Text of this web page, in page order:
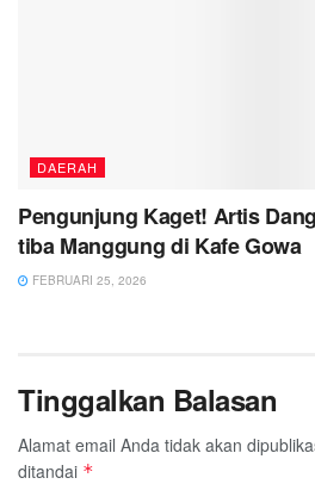
DAERAH
Pengunjung Kaget! Artis
tiba Manggung di Kafe Gowa
FEBRUARI 25, 2026
Tinggalkan Balasan
Alamat email Anda tidak akan
ditandai *